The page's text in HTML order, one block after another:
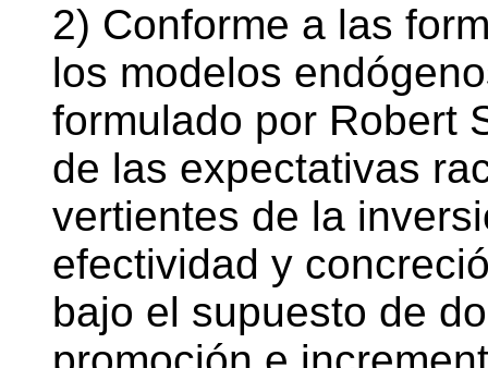
2) Conforme a las
los modelos
formulado por Robert
de las expectativas
vertientes de la
efectividad y
bajo el supuesto de